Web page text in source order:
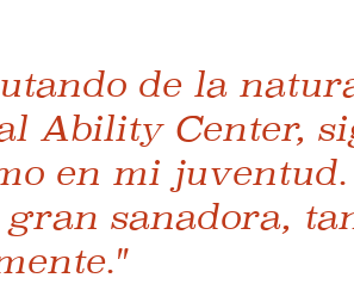
de la
Ability Center,
en mi
sanadora,